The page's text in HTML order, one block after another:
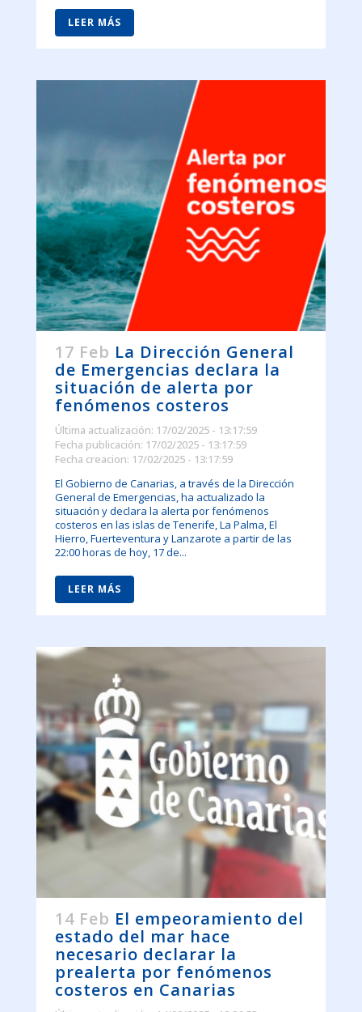
LEER MÁS
17 Feb La Dirección General
de Emergencias declara la
situación de alerta por
fenómenos costeros
Última actualización: 17/02/2025 - 13:17:59
Fecha publicación: 17/02/2025 - 13:17:59
Fecha creacion: 17/02/2025 - 13:17:59
El Gobierno de Canarias, a través de la Dirección
General de Emergencias, ha actualizado la
situación y declara la alerta por fenómenos
costeros en las islas de Tenerife, La Palma, El
Hierro, Fuerteventura y Lanzarote a partir de las
22:00 horas de hoy, 17 de...
LEER MÁS
14 Feb El empeoramiento del
estado del mar hace
necesario declarar la
prealerta por fenómenos
costeros en Canarias